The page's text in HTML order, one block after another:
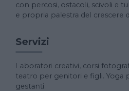
con percosi, ostacoli, scivoli e
e propria palestra del crescere
Servizi
Laboratori creativi, corsi
teatro per genitori e figli. Yoga
gestanti.